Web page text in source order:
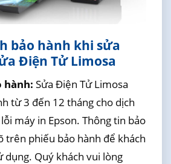
bảo hành khi sửa
Điện Tử Limosa
hành: Sửa Điện Tử Limosa
từ 3 đến 12 tháng cho dịch
máy in Epson. Thông tin bảo
trên phiếu bảo hành để khách
dụng. Quý khách vui lòng